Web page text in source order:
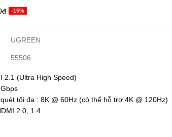
-15%
UGREEN
55506
2.1 (Ultra High Speed)
tối đa : 8K @ 60Hz (có thể hỗ trợ 4K @ 120Hz)
2.0, 1.4